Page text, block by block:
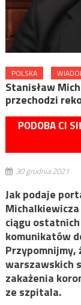
POLSKA
Stanisław
przechodzi
PODOBA CI
30 grudnia 2021
Jak podaje
ciągu
komunikatów
Przypomnijmy,
warszawskich
zakażenia
ze szpitala.